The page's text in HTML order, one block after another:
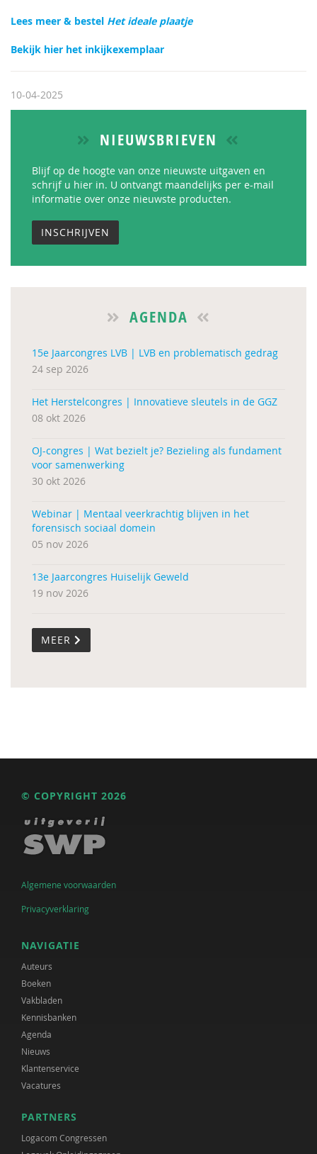
Lees meer & bestel Het ideale plaatje
Bekijk hier het inkijkexemplaar
10-04-2025
NIEUWSBRIEVEN
Blijf op de hoogte van onze nieuwste uitgaven en
schrijf u hier in. U ontvangt maandelijks per e-mail
informatie over onze nieuwste producten.
INSCHRIJVEN
AGENDA
15e Jaarcongres LVB | LVB en problematisch gedrag
24 sep 2026
Het Herstelcongres | Innovatieve sleutels in de GGZ
08 okt 2026
OJ-congres | Wat bezielt je? Bezieling als fundament
voor samenwerking
30 okt 2026
Webinar | Mentaal veerkrachtig blijven in het
forensisch sociaal domein
05 nov 2026
13e Jaarcongres Huiselijk Geweld
19 nov 2026
MEER
© COPYRIGHT 2026
Algemene voorwaarden
Privacyverklaring
NAVIGATIE
Auteurs
Boeken
Vakbladen
Kennisbanken
Agenda
Nieuws
Klantenservice
Vacatures
PARTNERS
Logacom Congressen